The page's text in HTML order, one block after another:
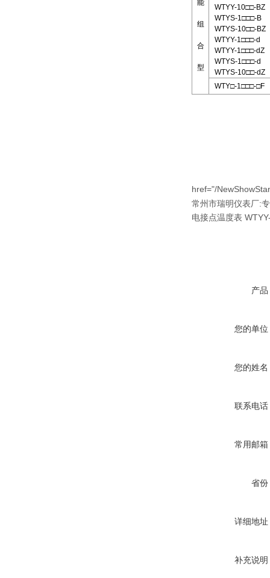
能
组
合
型
WTYY-10□□-BZ
WTYS-1□□□-B
WTYS-10□□-BZ
WTYY-1□□□-d
WTYY-1□□□-dZ
WTYS-1□□□-d
WTYS-10□□-dZ
WTY□-1□□□-□F
href="/
常州市瑞明仪表厂:
电接点温度表
产品
您的单位
您的姓名
联系电话
常用邮箱
省份
详细地址
补充说明